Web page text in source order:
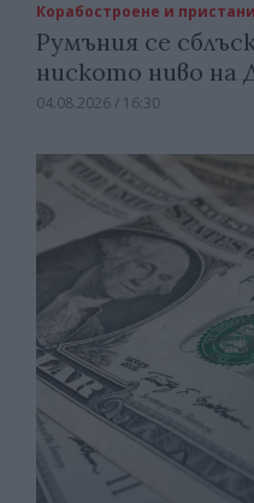
Корабостроене и
Румъния се
ниското ниво на
04.08.2026 / 16:30